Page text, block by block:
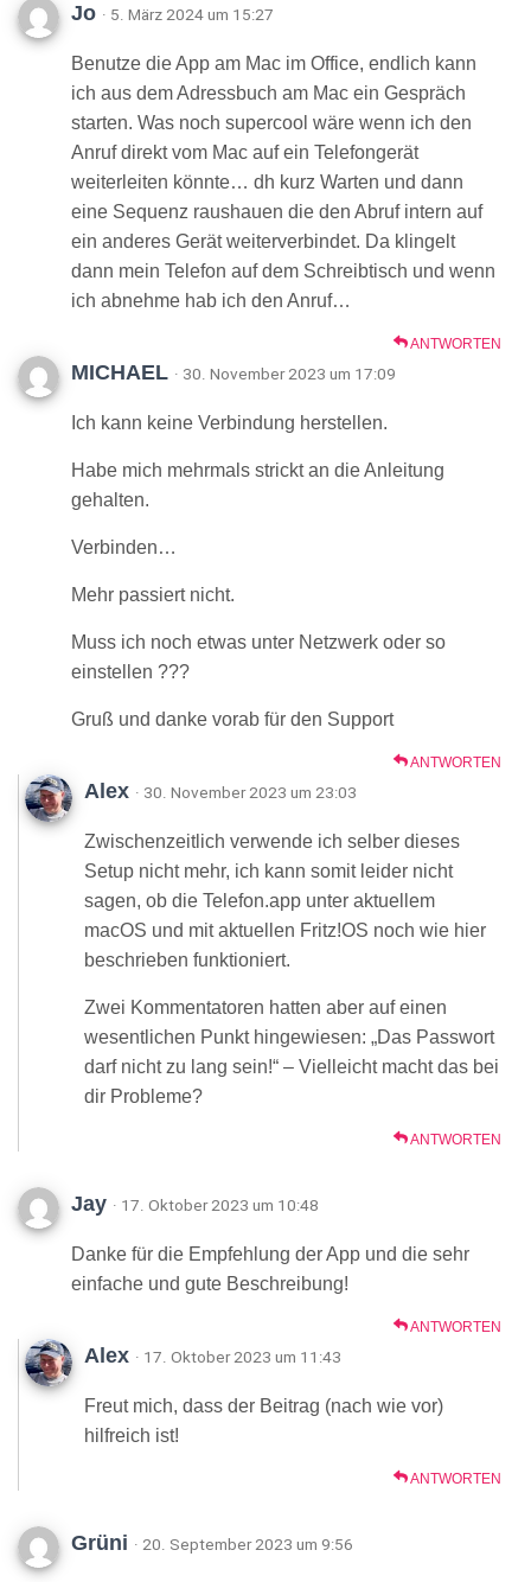
Jo · 5. März 2024 um 15:27
Benutze die App am Mac im Office, endlich kann
ich aus dem Adressbuch am Mac ein Gespräch
starten. Was noch supercool wäre wenn ich den
Anruf direkt vom Mac auf ein Telefongerät
weiterleiten könnte… dh kurz Warten und dann
eine Sequenz raushauen die den Abruf intern auf
ein anderes Gerät weiterverbindet. Da klingelt
dann mein Telefon auf dem Schreibtisch und wenn
ich abnehme hab ich den Anruf…
ANTWORTEN
MICHAEL · 30. November 2023 um 17:09
Ich kann keine Verbindung herstellen.
Habe mich mehrmals strickt an die Anleitung
gehalten.
Verbinden…
Mehr passiert nicht.
Muss ich noch etwas unter Netzwerk oder so
einstellen ???
Gruß und danke vorab für den Support
ANTWORTEN
Alex · 30. November 2023 um 23:03
Zwischenzeitlich verwende ich selber dieses
Setup nicht mehr, ich kann somit leider nicht
sagen, ob die Telefon.app unter aktuellem
macOS und mit aktuellen Fritz!OS noch wie hier
beschrieben funktioniert.
Zwei Kommentatoren hatten aber auf einen
wesentlichen Punkt hingewiesen: „Das Passwort
darf nicht zu lang sein!“ – Vielleicht macht das bei
dir Probleme?
ANTWORTEN
Jay · 17. Oktober 2023 um 10:48
Danke für die Empfehlung der App und die sehr
einfache und gute Beschreibung!
ANTWORTEN
Alex · 17. Oktober 2023 um 11:43
Freut mich, dass der Beitrag (nach wie vor)
hilfreich ist!
ANTWORTEN
Grüni · 20. September 2023 um 9:56